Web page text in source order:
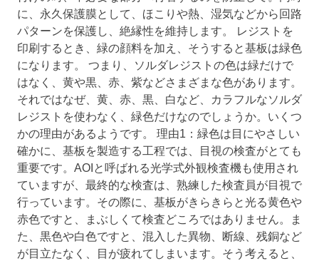
に、永久保護膜として、ほこりや熱、湿気などから回路
パターンを保護し、絶縁性を維持します。 レジストを
印刷するとき、緑の顔料を加え、そうすると基板は緑色
になります。 つまり、ソルダレジストの色は緑だけで
はなく、黄や黒、赤、紫などさまざまな色があります。
それではなぜ、黄、赤、黒、白など、カラフルなソルダ
レジストを使わなく、緑色だけなのでしょうか。いくつ
かの理由があるようです。 理由1：緑色は目にやさしい
確かに、基板を製造する工程では、目視の検査がとても
重要です。AOIと呼ばれる光学式外観検査機も使用され
ていますが、最終的な検査は、熟練した検査員が目視で
行っています。その際に、基板がきらきらと光る黄色や
赤色ですと、まぶしくて検査どころではありません。ま
た、黒色や白色ですと、混入した異物、断線、残銅など
が目立たなく、目が疲れてしまいます。そう考えると、